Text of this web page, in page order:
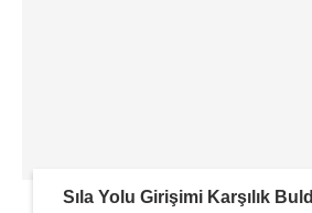
Sıla Yolu Girişimi Karşılık